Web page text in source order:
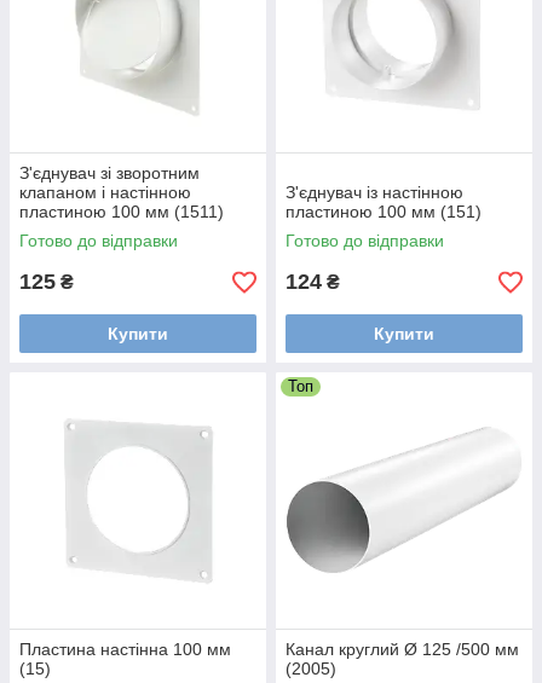
З'єднувач зі зворотним
клапаном і настінною
пластиною 100 мм (1511)
Готово до відправки
125 ₴
Купити
З'єднувач із настінною
пластиною 100 мм (151)
Готово до відправки
124 ₴
Купити
Пластина настінна 100 мм
(15)
Топ
Канал круглий Ø 125 /500 мм
(2005)